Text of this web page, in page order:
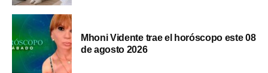
Mhoni Vidente trae el horóscopo este 08
de agosto 2026